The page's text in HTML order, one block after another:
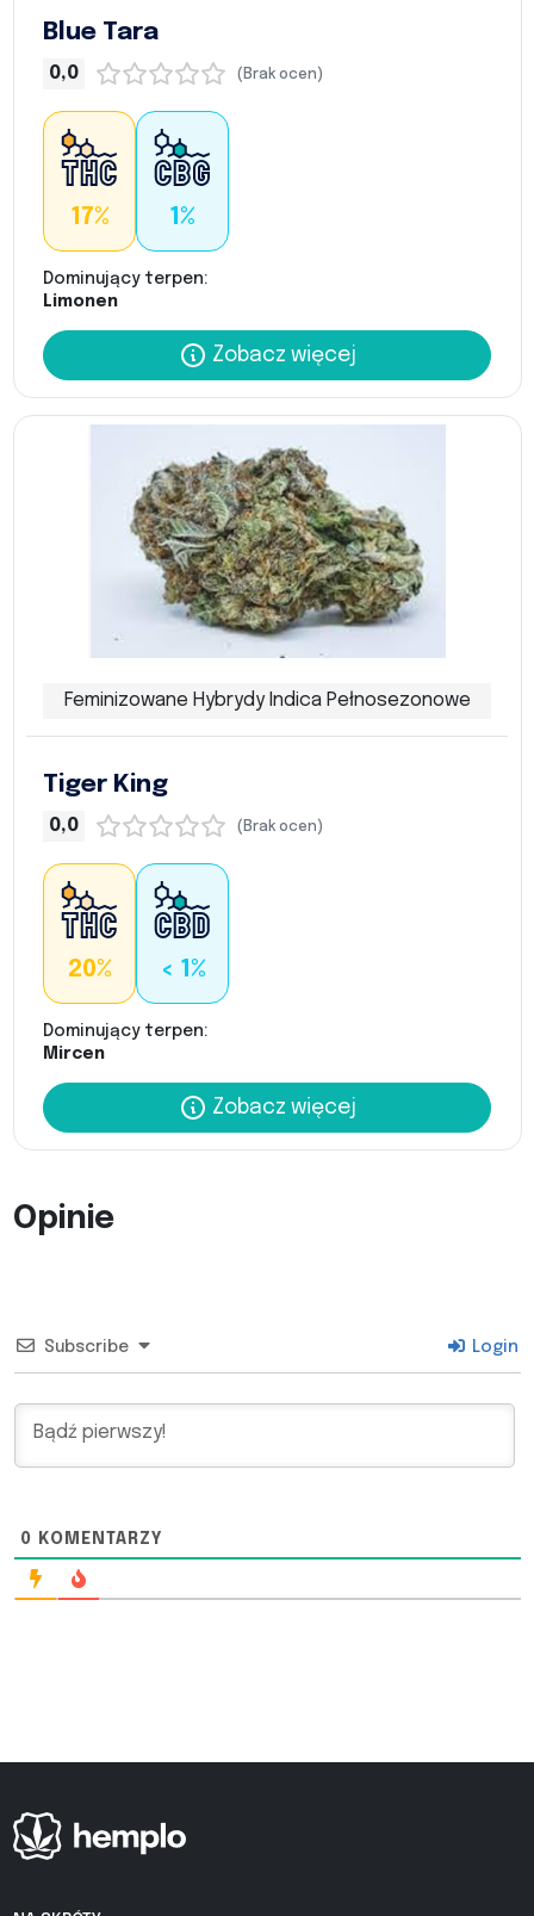
Blue Tara
0,0 (Brak ocen)
17% 1%
Dominujący terpen:
Limonen
Zobacz więcej
Feminizowane Hybrydy Indica Pełnosezonowe
Tiger King
0,0 (Brak ocen)
20% < 1%
Dominujący terpen:
Mircen
Zobacz więcej
Opinie
Subscribe Login
0 KOMENTARZY